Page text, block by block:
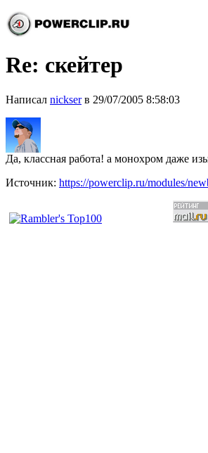
Re: скейтер
Написал nickserв 29/07/2005 8:58:03
Да, классная работа! а монохром даже
Источник: https://powerclip.ru/modules/